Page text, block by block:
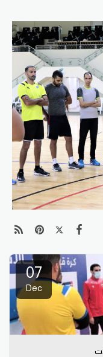
07
Dec